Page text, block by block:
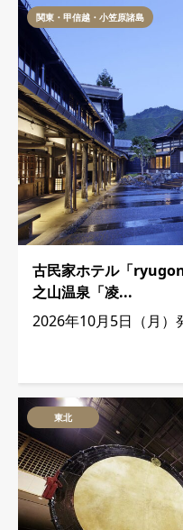
関東・甲信越・小笠原諸島
古民家ホテル「
之山温泉「凌...
2026年10月5日（月）
東北